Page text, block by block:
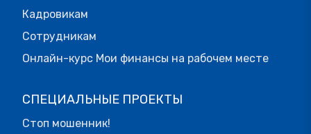
Кадровикам
Сотрудникам
Онлайн-курс Мои финансы на рабочем месте
СПЕЦИАЛЬНЫЕ ПРОЕКТЫ
Стоп мошенник!